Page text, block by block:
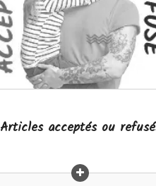
Articles acceptés ou
Quoi donner?